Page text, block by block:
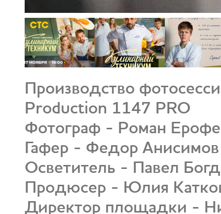
Производство
Production 1147 PRO
Фотограф - Роман
Гафер - Федор Анисимов
Осветитель - Павел
Продюсер - Юлия
Директор площадки -